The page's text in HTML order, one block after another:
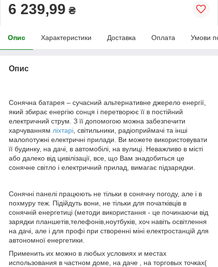
6 239,99 ₴
Опис Характеристики Доставка Оплата Умови
Опис
Сонячна батарея – сучасний альтернативне джерело енергії,
який збирає енергію сонця і перетворює її в постійний
електричний струм. З її допомогою можна забезпечити
харчуванням ліхтарі , світильники, радіоприймачі та інші
малопотужні електричні прилади. Ви можете використовувати
її будинку, на дачі, в автомобілі, на вулиці. Неважливо в місті
або далеко від цивілізації, все, що Вам знадобиться це
сонячне світло і електричний прилад, вимагає підзарядки.
Сонячні панелі працюють не тільки в сонячну погоду, але і в
похмуру теж. Підійдуть вони, не тільки для початківців в
сонячній енергетиці (методи використання - це починаючи від
зарядки планшетів,телефонів,ноутбуків, хоч навіть освітлення
на дачі, але і для профі при створенні міні електростанцій для
автономної енергетики.
Применить их можно в любых условиях и местах
использования в частном доме, на даче , на торговых точках(